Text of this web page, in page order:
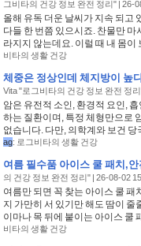
그비타의 건강 정보 완전 정리"| 26-
올해 유독 더운 날씨가 지속 되고
다들 한 번쯤 있으시죠. 찬물만 마
라지지 않는데요. 이럴 때 내 몸
비타의 생활 건강
체중은 정상인데 체지방이 높
Vita "로그비타의 건강 정보 완전 정
암은 유전적 소인, 환경적 요인,
하는 질환이며, 특정 체형만으로
없습니다. 다만, 의학계와 보건
ag: 로그비타의 생활 건강
여름 필수품 아이스 쿨 패치,
의 건강 정보 완전 정리"| 26-08-02
여름만 되면 꼭 찾는 아이스 쿨 패
지 가만히 서 있기만 해도 땀이
이마나 목 뒤에 붙이는 아이스 쿨
비타의 생활 건강